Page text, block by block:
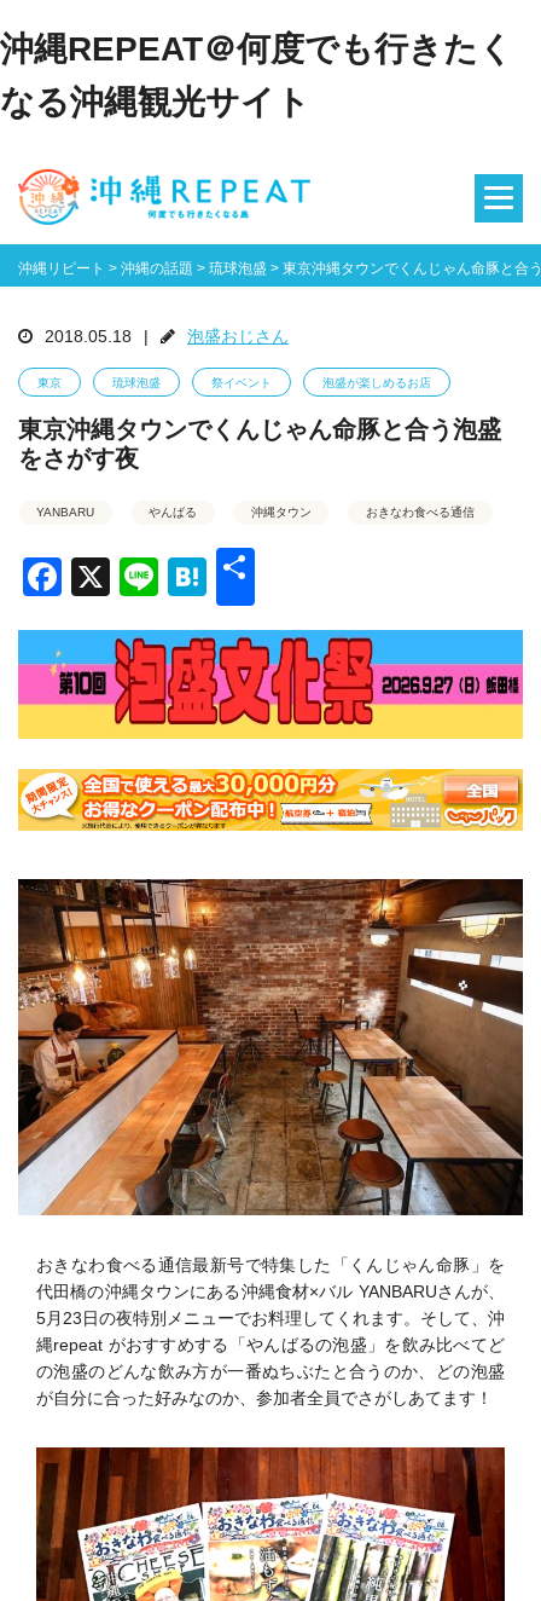
沖縄REPEAT＠何度でも行きたく
なる沖縄観光サイト
沖縄リピート > 沖縄の話題 > 琉球泡盛 > 東京沖縄タウンでくんじゃん命豚と合
2018.05.18 | 泡盛おじさん
東京 琉球泡盛 祭イベント 泡盛が楽しめるお店
東京沖縄タウンでくんじゃん命豚と合う泡盛
をさがす夜
YANBARU やんばる 沖縄タウン おきなわ食べる通信
Facebook
X LineHatena
おきなわ食べる通信最新号で特集した「くんじゃん命豚」を
代田橋の沖縄タウンにある沖縄食材×バル YANBARUさんが、
5月23日の夜特別メニューでお料理してくれます。そして、沖
縄repeat がおすすめする「やんばるの泡盛」を飲み比べてど
の泡盛のどんな飲み方が一番ぬちぶたと合うのか、どの泡盛
が自分に合った好みなのか、参加者全員でさがしあてます！